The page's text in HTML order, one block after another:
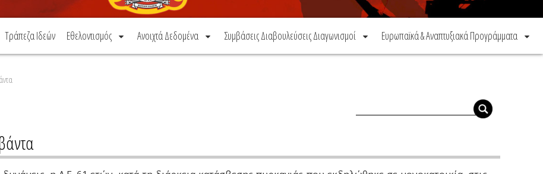
Τράπεζα Ιδεών Εθελοντισμός Ανοιχτά Δεδομένα Συμβάσεις Διαβουλεύσεις Διαγωνισμοί Ευρωπαϊκά & Αναπτυξιακά Προγράμματα